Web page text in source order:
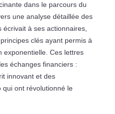
dans le parcours du
une analyse détaillée des
à ses actionnaires,
clés ayant permis à
exponentielle. Ces lettres
échanges financiers :
innovant et des
qui ont révolutionné le